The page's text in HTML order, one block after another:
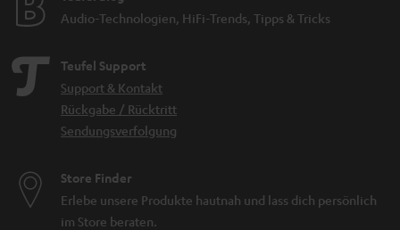
Audio-Technologien, HiFi-Trends, Tipps & Tricks
Teufel Support
Support & Kontakt
Rückgabe / Rücktritt
Sendungsverfolgung
Store Finder
Erlebe unsere Produkte hautnah und lass dich persönlich
im Store beraten.